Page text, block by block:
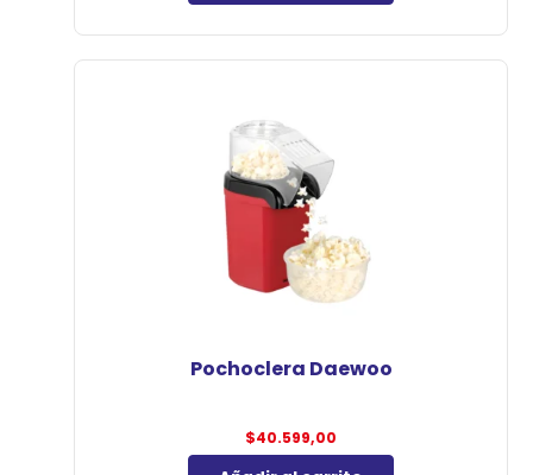
Pochoclera Daewoo
$40.599,00